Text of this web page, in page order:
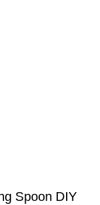
Spoon DIY